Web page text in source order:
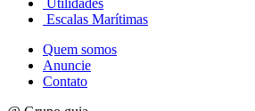
Utilidades
Escalas Marítimas
Quem somos
Anuncie
Contato